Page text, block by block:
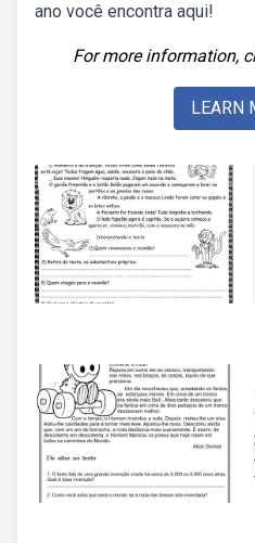
ano você encontra aqui!
For more information,
LEARN